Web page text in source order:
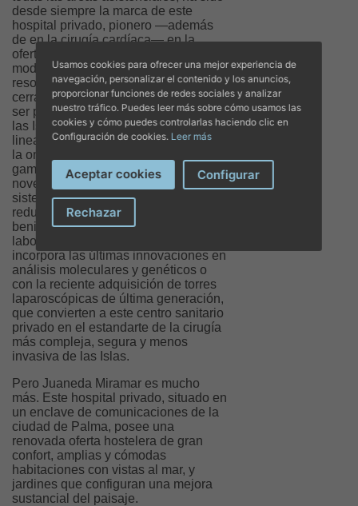
desde siempre la marca de este
hospital privado, pionero —además
de en la cirugía cardíaca— en la
oferta de los servicios radiológicos
modernos, con los TACs y
resonancias magnéticas (abiertas y
cerradas) de última generación; en
ser primer y único hospital privado de
las Islas en poseer un acelerador
lineal para dispensar a sus pacientes
la oncología radioterápica de más alta
gama y seguridad; en ofrecer
novedades exclusivas, como el
sistema Rezüm para la rápida
reducción ambulatoria de hipertrofias
benignas de próstata; con un
laboratorio de análisis clínicos que
incorpora las últimas innovaciones en
análisis moleculares y genéticos o
con la reciente adquisición de torres
laparoscópicas de última generación,
que convierten a este centro sanitario
privado en el estandarte de la cirugía
más compleja, segura y menos
invasiva de las Islas.
Pero Juaneda Miramar es mucho
más. Este hospital privado, situado en
un enclave de comunicaciones de la
ciudad de Palma, posee una
renovada oferta hostelera de gran
confort, amplias y cómodas
habitaciones con vistas al mar, y
jardines que configuran una mejora
sustancial del paisaje.
Usamos cookies para ofrecer una mejor experiencia de
navegación, personalizar el contenido y los anuncios,
proporcionar funciones de redes sociales y analizar
nuestro tráfico. Puedes leer más sobre cómo usamos las
cookies y cómo puedes controlarlas haciendo clic en
Configuración de cookies. Leer más
Aceptar cookies Configurar
Rechazar